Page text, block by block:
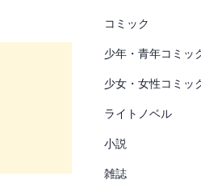
コミック
少年・青年コミッ
少女・女性コミッ
ライトノベル
小説
雑誌